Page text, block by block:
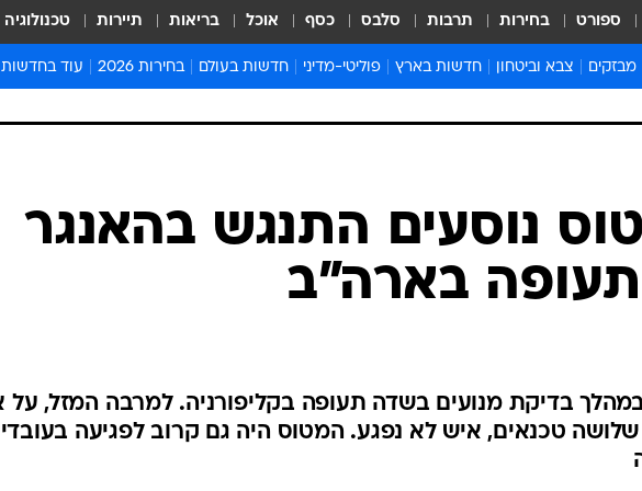
ספורט בחירות תרבות סלבס כסף אוכל בריאות תיירות טכנולוגיה
מבזקים צבא וביטחון חדשות בארץ
בריאות
חברה ורווחה
פוליטי-מדיני חדשות בעולם
אפריקה
בחירות 2026 עוד בחדשות
מדע וסביבה
לוח שנה
חדשות יהדות
נוסעים התנגש בהאנגר
בארה"ב
בדיקת מנועים בשדה תעופה בקליפורניה. למרבה המזל, על
טכנאים, איש לא נפגע. המטוס היה גם קרוב לפגיעה